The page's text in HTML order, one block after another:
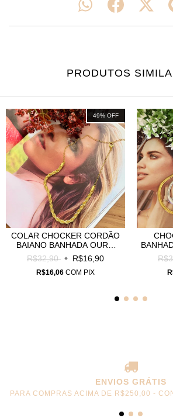
PRODUTOS
49% OFF
COLAR CHOCKER CORDÃO
BAIANO BANHADA OURO
18K - CH0024
R$32,90 R$16,90
R$16,06 COM PIX
ENVIOS GRÁTIS
PARA COMPRAS ACIMA DE R$250,00 -